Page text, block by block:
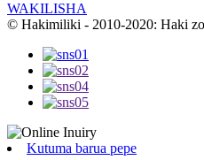
WAKILISHA
© Hakimiliki - 2010-2020: Haki
Kutuma barua pepe